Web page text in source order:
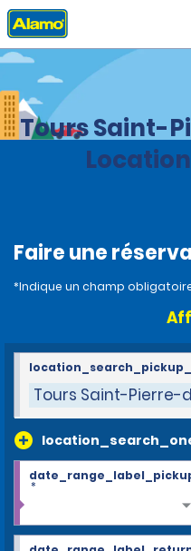
Accueil Agences
Tours Saint-
Faire une
*Indique un champ
Tours Saint-Pierre-
*